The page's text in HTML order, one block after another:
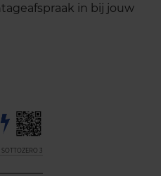
in bij jouw
SOTTOZERO 3